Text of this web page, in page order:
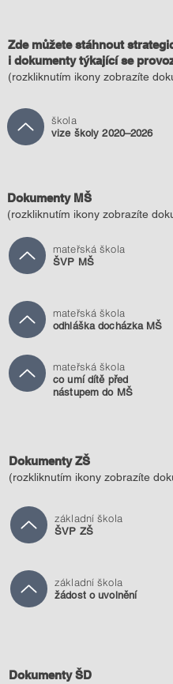
Zde můžete stáhnout
i dokumenty týkající se
(rozkliknutím ikony zobrazíte
škola
vize školy 2020–2026
Dokumenty MŠ
(rozkliknutím ikony zobrazíte
mateřská škola
ŠVP MŠ
mateřská škola
odhláška docházka MŠ
mateřská škola
co umí dítě před
nástupem do MŠ
Dokumenty ZŠ
(rozkliknutím ikony zobrazíte
základní škola
ŠVP ZŠ
základní škola
žádost o uvolnění
Dokumenty ŠD